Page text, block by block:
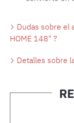
Dudas sobre el
HOME 148" ?
Detalles sobre